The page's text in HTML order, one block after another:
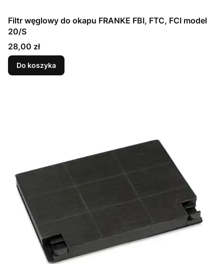
Filtr węglowy do okapu FRANKE FBI, FTC, FCI model
20/S
Cena
28,00 zł
Do koszyka